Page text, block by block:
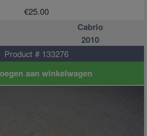
€25.00
Cabrio
2010
Product # 133276
aan winkelwagen